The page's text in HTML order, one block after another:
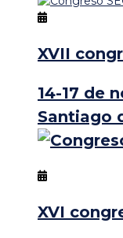
XVII
14-17 de
Santiago
XVI